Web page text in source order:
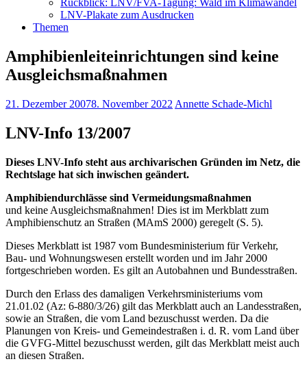
Rückblick: LNV/FVA-Tagung: Wald im Klimawandel
LNV-Plakate zum Ausdrucken
Themen
Amphibienleiteinrichtungen sind keine
Ausgleichsmaßnahmen
21. Dezember 20078. November 2022 Annette Schade-Michl
LNV-Info 13/2007
Dieses LNV-Info steht aus archivarischen Gründen im Netz, die
Rechtslage hat sich inwischen geändert.
Amphibiendurchlässe sind Vermeidungsmaßnahmen
und keine Ausgleichsmaßnahmen! Dies ist im Merkblatt zum
Amphibienschutz an Straßen (MAmS 2000) geregelt (S. 5).
Dieses Merkblatt ist 1987 vom Bundesministerium für Verkehr,
Bau- und Wohnungswesen erstellt worden und im Jahr 2000
fortgeschrieben worden. Es gilt an Autobahnen und Bundesstraßen.
Durch den Erlass des damaligen Verkehrsministeriums vom
21.01.02 (Az: 6-880/3/26) gilt das Merkblatt auch an Landesstraßen,
sowie an Straßen, die vom Land bezuschusst werden. Da die
Planungen von Kreis- und Gemeindestraßen i. d. R. vom Land über
die GVFG-Mittel bezuschusst werden, gilt das Merkblatt meist auch
an diesen Straßen.